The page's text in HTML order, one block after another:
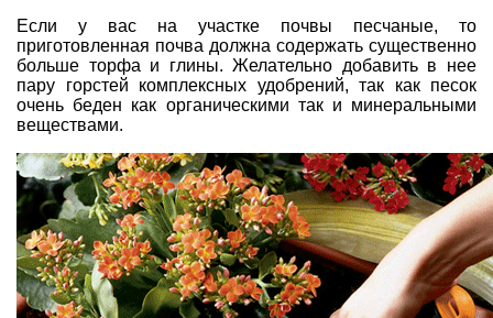
Если у вас на участке почвы песчаные, то
приготовленная почва должна содержать существенно
больше торфа и глины. Желательно добавить в нее
пару горстей комплексных удобрений, так как песок
очень беден как органическими так и минеральными
веществами.